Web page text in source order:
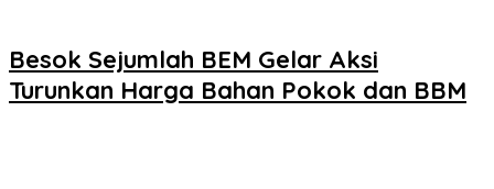
Besok Sejumlah BEM Gelar Aksi
Turunkan Harga Bahan Pokok dan BBM